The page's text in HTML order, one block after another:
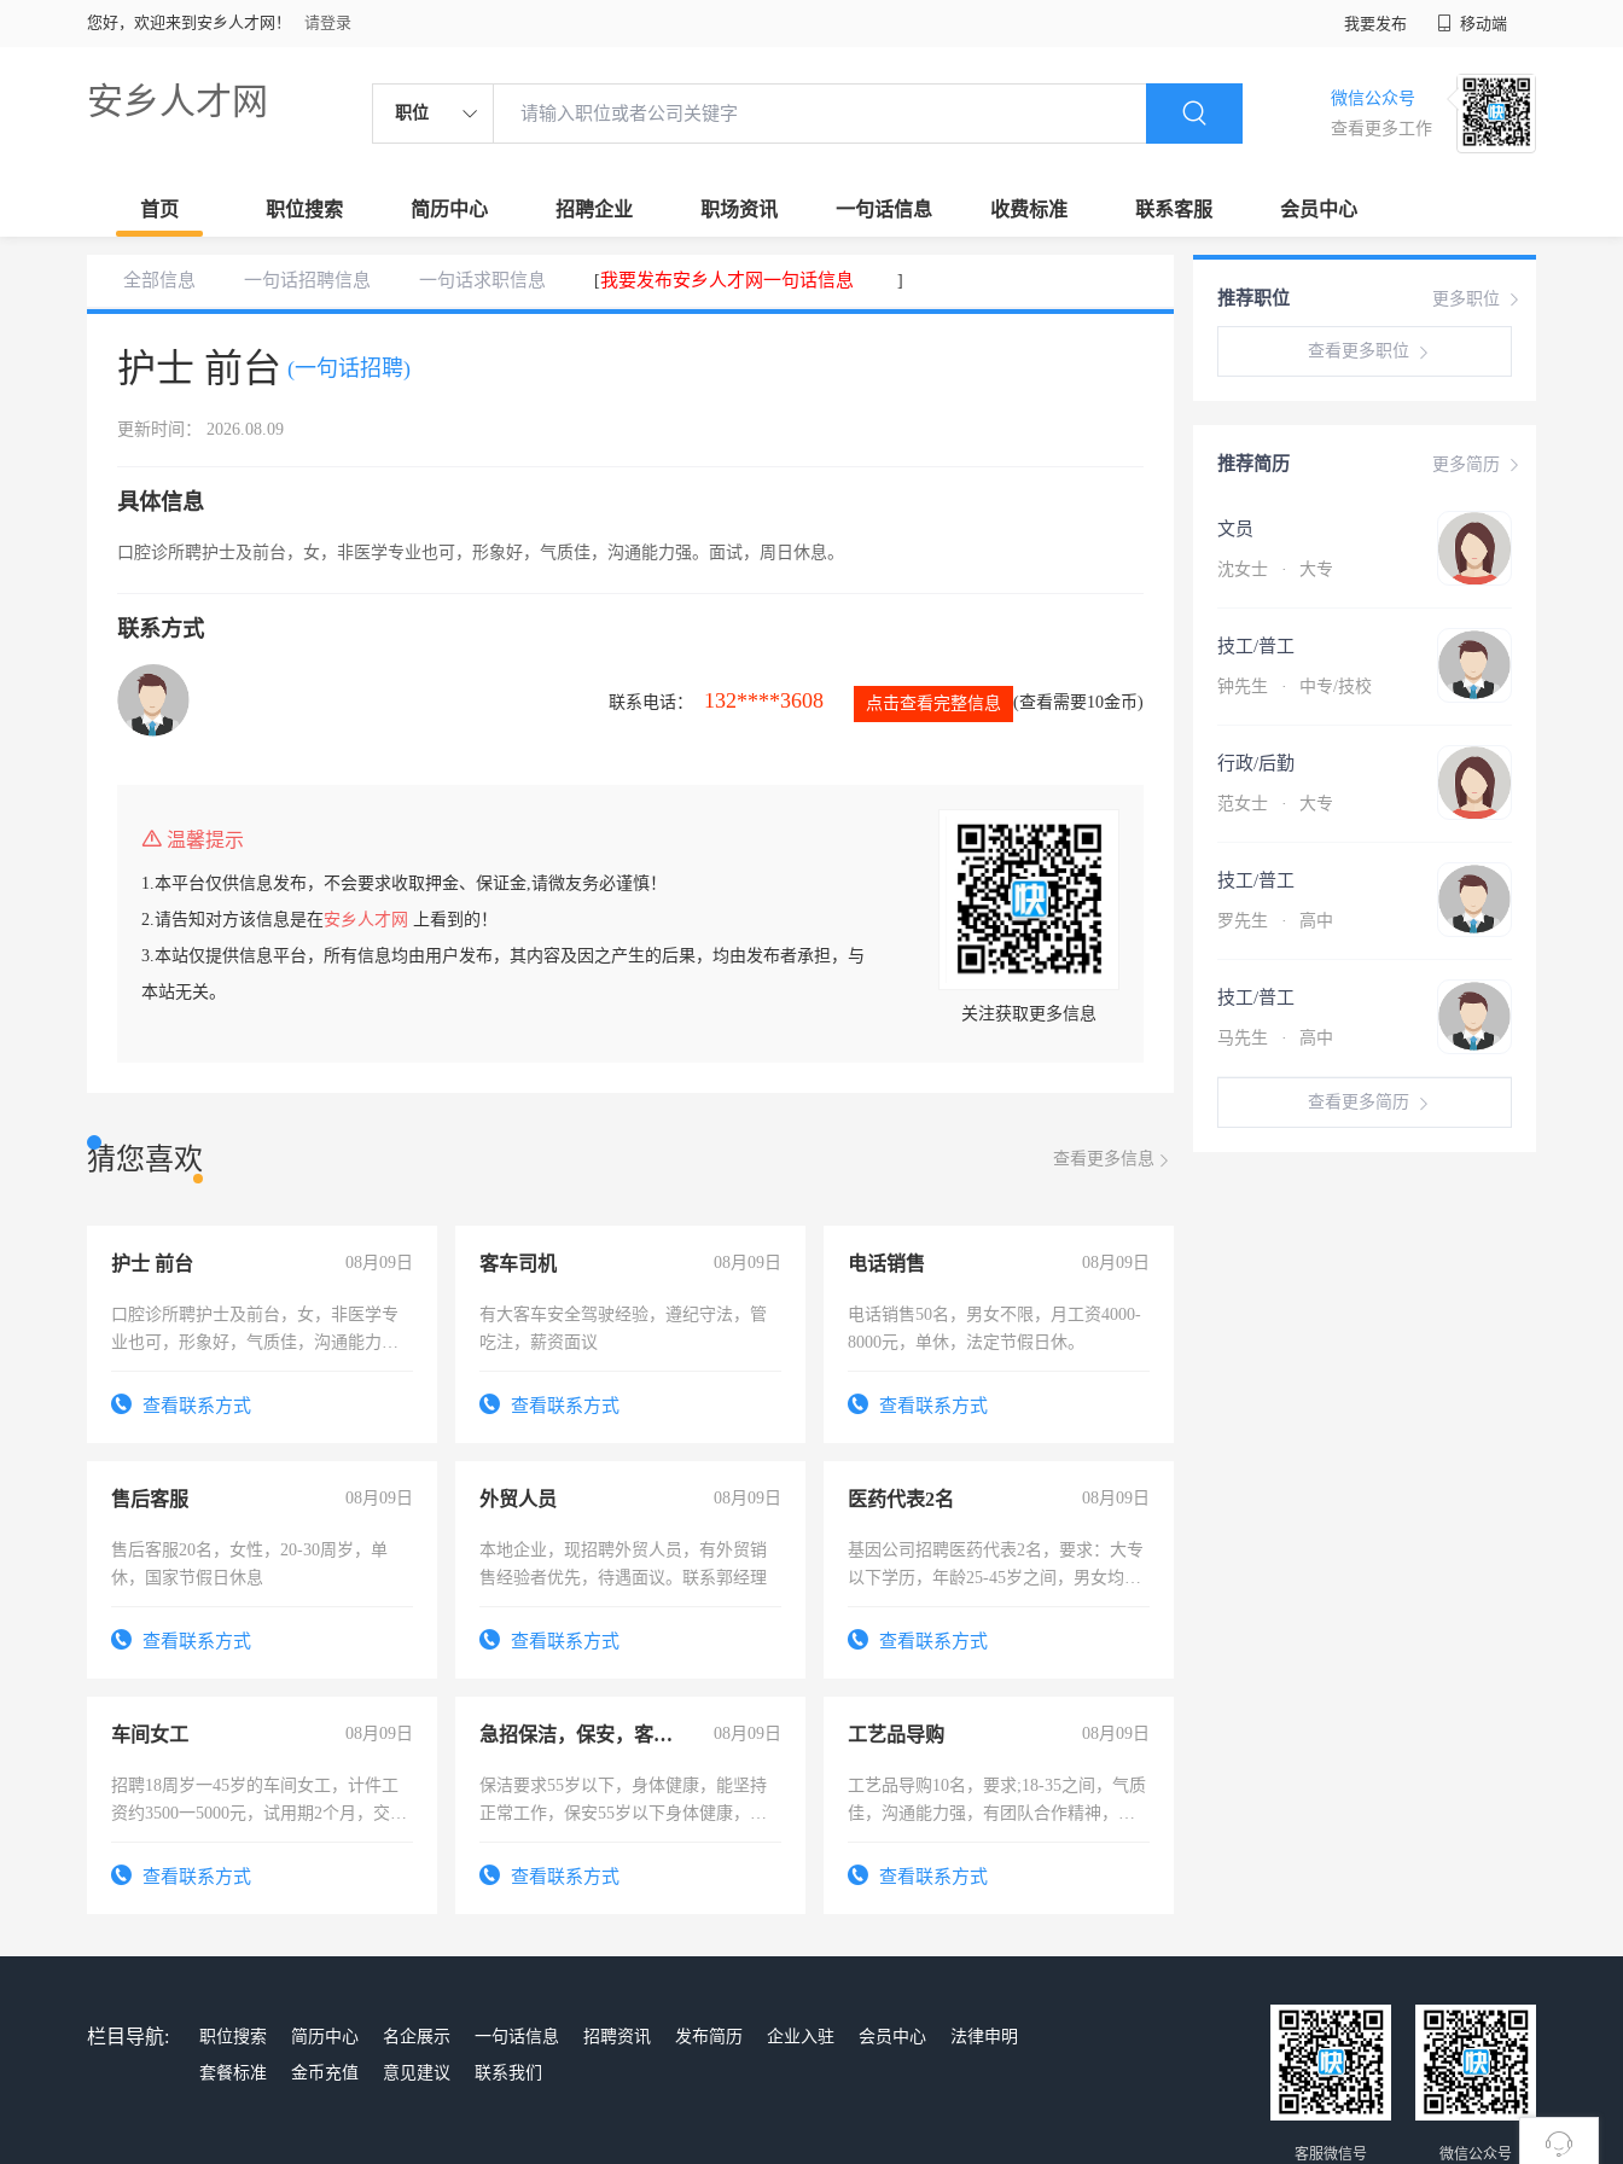
您好，欢迎来到安乡人才网！ 请登录 我要发布 移动端
安乡人才网 职位
微信公众号
查看更多工作
首页 职位搜索 简历中心 招聘企业 职场资讯 一句话信息 收费标准 联系客服 会员中心
全部信息 一句话招聘信息 一句话求职信息 [我要发布安乡人才网一句话信息 ]
护士 前台 (一句话招聘)
更新时间： 2026.08.09
具体信息
口腔诊所聘护士及前台，女，非医学专业也可，形象好，气质佳，沟通能力强。面试，周日休息。
联系方式
联系电话： 132****3608 点击查看完整信息 (查看需要10金币)
温馨提示
1.本平台仅供信息发布，不会要求收取押金、保证金,请微友务必谨慎！
2.请告知对方该信息是在安乡人才网
上看到的！
3.本站仅提供信息平台，所有信息均由用户发布，其内容及因之产生的后果，均由发布者承担，与
本站无关。
关注获取更多信息
猜您喜欢 查看更多信息
护士 前台 08月09日
口腔诊所聘护士及前台，女，非医学专
业也可，形象好，气质佳，沟通能力
查看联系方式
客车司机 08月09日
有大客车安全驾驶经验，遵纪守法，管
吃注，薪资面议
查看联系方式
电话销售 08月09日
电话销售50名，男女不限，月工资4000-
8000元，单休，法定节假日休。
查看联系方式
售后客服 08月09日
售后客服20名，女性，20-30周岁，单
休，国家节假日休息
查看联系方式
外贸人员 08月09日
本地企业，现招聘外贸人员，有外贸销
售经验者优先，待遇面议。联系郭经理
查看联系方式
医药代表2名 08月09日
基因公司招聘医药代表2名，要求：大专
以下学历，年龄25-45岁之间，男女均
表或者有医学资质的优先，底薪+绩效，
查看联系方式
车间女工 08月09日
招聘18周岁一45岁的车间女工，计件工
资约3500一5000元，试用期2个月，交五
查看联系方式
急招保洁，保安，客服，工程 08月09日
保洁要求55岁以下，身体健康，能坚持
正常工作，保安55岁以下身体健康，有
录，客服要求45岁以下高中以上文化，
查看联系方式
工艺品导购 08月09日
工艺品导购10名，要求;18-35之间，气质
佳，沟通能力强，有团队合作精神，有
查看联系方式
更多职位
推荐职位
查看更多职位
更多简历
推荐简历
文员
沈女士 · 大专
技工/普工
钟先生 · 中专/技校
行政/后勤
范女士 · 大专
技工/普工
罗先生 · 高中
技工/普工
马先生 · 高中
查看更多简历
栏目导航: 职位搜索 简历中心 名企展示 一句话信息 招聘资讯 发布简历 企业入驻 会员中心
法律申明
套餐标准
金币充值 意见建议 联系我们
微信公众号
客服微信号